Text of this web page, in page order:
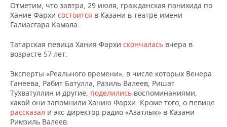
ОПК
ЭНЕРГЕТИКА
ТРАНСПОРТ
IT
ТЕЛЕКОММУНИКАЦИИ
НОВОСТИ МЕРОПРИЯТИЙ
БИЗНЕС-БРАНЧИ
ONLINE-КОНФЕРЕНЦИИ
ОТКРЫТАЯ ЛЕКЦИЯ
СПОРТ
ФУТБОЛ
ХОККЕЙ
БАСКЕТБОЛ
НОВОСТИ ОБЩЕСТВА
ВЛАСТЬ
ИНФРАСТРУКТУРА
ФОТОГАЛЕРЕЯ
СЮЖЕТЫ
СПРАВОЧНИК
Отметим, что завтра, 29 июля, гражданская панихида по
Хание Фархи состоится в Казани в театре имени
Галиасгара Камала.
Татарская певица Хания Фархи скончалась вчера в
возрасте 57 лет.
Эксперты «Реального времени», в числе которых Венера
Ганеева, Рабит Батулла, Разиль Валеев, Ришат
Тухватуллин и другие, поделились воспоминаниями,
какой они запомнили Ханию Фархи. Кроме того, о певице
рассказал и экс-директор радио «Азатлык» в Казани
Римзиль Валеев.